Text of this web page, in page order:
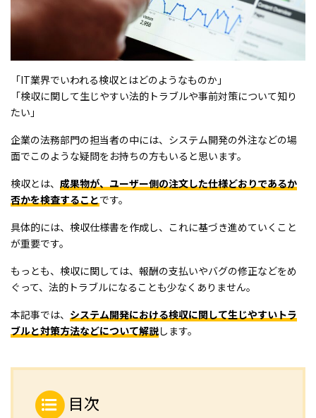
「IT業界でいわれる検収とはどのようなものか」
「検収に関して生じやすい法的トラブルや事前対策について知り
たい」
企業の法務部門の担当者の中には、システム開発の外注などの場
面でこのような疑問をお持ちの方もいると思います。
検収とは、 成果物が、ユーザー側の注文した仕様どおりであるか
否かを検査することです。
具体的には、検収仕様書を作成し、これに基づき進めていくこと
が重要です。
もっとも、検収に関しては、報酬の支払いやバグの修正などをめ
ぐって、法的トラブルになることも少なくありません。
本記事では、 システム開発における検収に関して生じやすいトラ
ブルと対策方法などについて解説します。
目次